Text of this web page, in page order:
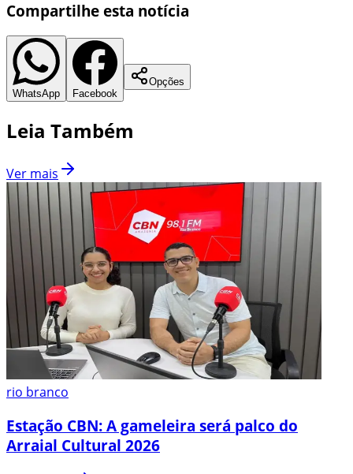
Compartilhe esta notícia
WhatsApp Facebook
Opções
Leia Também
Ver mais
rio branco
Estação CBN: A gameleira será palco do
Arraial Cultural 2026